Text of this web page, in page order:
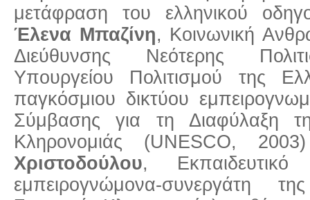
μετάφραση του ελληνικού
Έλενα Μπαζίνη, Κοινωνική
Διεύθυνσης Νεότερης
Υπουργείου Πολιτισμού της
παγκόσμιου δικτύου
Σύμβασης για τη Διαφύλαξη
Κληρονομιάς (UNESCO,
Χριστοδούλου,
εμπειρογνώμονα-συνεργάτη